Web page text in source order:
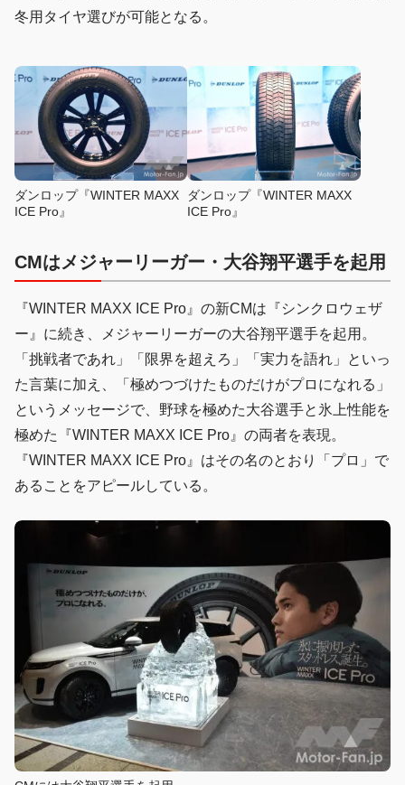
冬用タイヤ選びが可能となる。
ダンロップ『WINTER MAXX
ICE Pro』
ダンロップ『WINTER MAXX
ICE Pro』
CMはメジャーリーガー・大谷翔平選手を起用
『WINTER MAXX ICE Pro』の新CMは『シンクロウェザ
ー』に続き、メジャーリーガーの大谷翔平選手を起用。
「挑戦者であれ」「限界を超えろ」「実力を語れ」といっ
た言葉に加え、「極めつづけたものだけがプロになれる」
というメッセージで、野球を極めた大谷選手と氷上性能を
極めた『WINTER MAXX ICE Pro』の両者を表現。
『WINTER MAXX ICE Pro』はその名のとおり「プロ」で
あることをアピールしている。